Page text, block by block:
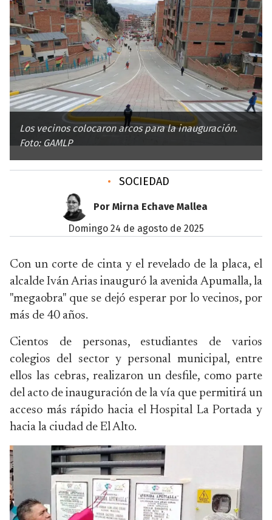
Los vecinos colocaron arcos para la inauguración.
Foto: GAMLP
• SOCIEDAD
Por Mirna Echave Mallea
domingo 24 de agosto de 2025
Con un corte de cinta y el revelado de la placa, el
alcalde Iván Arias inauguró la avenida Apumalla, la
"megaobra" que se dejó esperar por lo vecinos, por
más de 40 años.
Cientos de personas, estudiantes de varios
colegios del sector y personal municipal, entre
ellos las cebras, realizaron un desfile, como parte
del acto de inauguración de la vía que permitirá un
acceso más rápido hacia el Hospital La Portada y
hacia la ciudad de El Alto.